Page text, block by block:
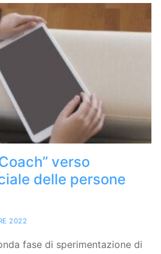
verso
delle persone
2022
fase di sperimentazione di